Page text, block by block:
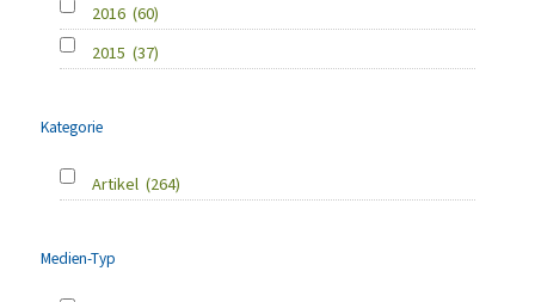
2016 (60)
2015 (37)
Kategorie
Artikel (264)
Medien-Typ